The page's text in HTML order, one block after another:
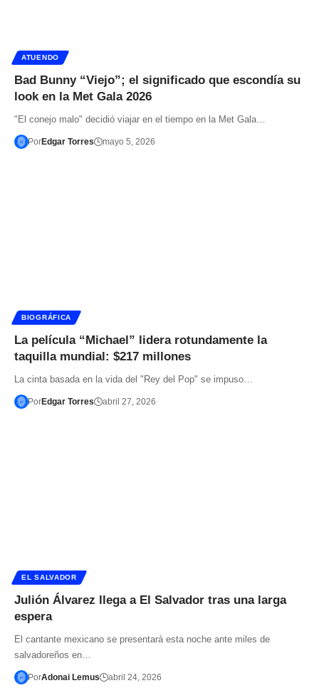
ATUENDO
Bad Bunny “Viejo”; el significado que escondía su
look en la Met Gala 2026
"El conejo malo" decidió viajar en el tiempo en la Met Gala…
PorEdgar Torres mayo 5, 2026
BIOGRÁFICA
La película “Michael” lidera rotundamente la
taquilla mundial: $217 millones
La cinta basada en la vida del "Rey del Pop" se impuso…
PorEdgar Torres abril 27, 2026
EL SALVADOR
Julión Álvarez llega a El Salvador tras una larga
espera
El cantante mexicano se presentará esta noche ante miles de
salvadoreños en…
PorAdonai Lemus abril 24, 2026